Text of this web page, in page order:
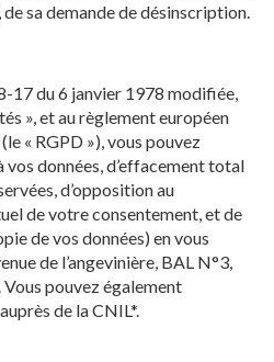
sa demande de désinscription.
17 du 6 janvier 1978 modifiée,
», et au règlement européen
« RGPD »), vous pouvez
vos données, d’effacement total
d’opposition au
de votre consentement, et de
de vos données) en vous
de l’angevinière, BAL N°3,
pouvez également
de la CNIL*.